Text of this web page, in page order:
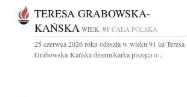
TERESA GRABOWSKA-
KAŃSKA WIEK: 91 CAŁA POLSKA
25 czerwca 2026 roku odeszła w wieku 91 lat Teresa
Grabowska-Kańska dziennikarka pisząca o...